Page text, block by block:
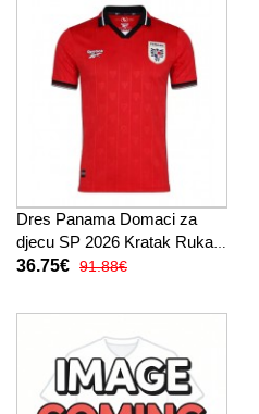
Dres Panama Domaci za
djecu SP 2026 Kratak Rukav
(+ kratke hlače)
36.75€ 91.88€